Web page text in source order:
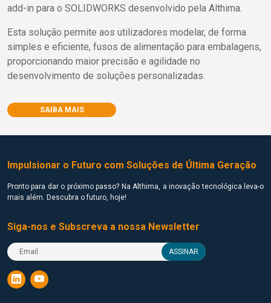
add-in para o SOLIDWORKS desenvolvido pela Althima.
Esta solução permite aos utilizadores modelar, de forma
simples e eficiente, fusos de alimentação para embalagens,
proporcionando maior precisão e agilidade no
desenvolvimento de soluções personalizadas.
SAIBA MAIS
Impulsionar o Futuro com Soluções de Última Geração
Pronto para dar o próximo passo? Na Althima, a inovação tecnológica leva-o
mais além. Descubra o futuro, hoje!
Siga-nos e Subscreva a nossa Newsletter
ASSINAR